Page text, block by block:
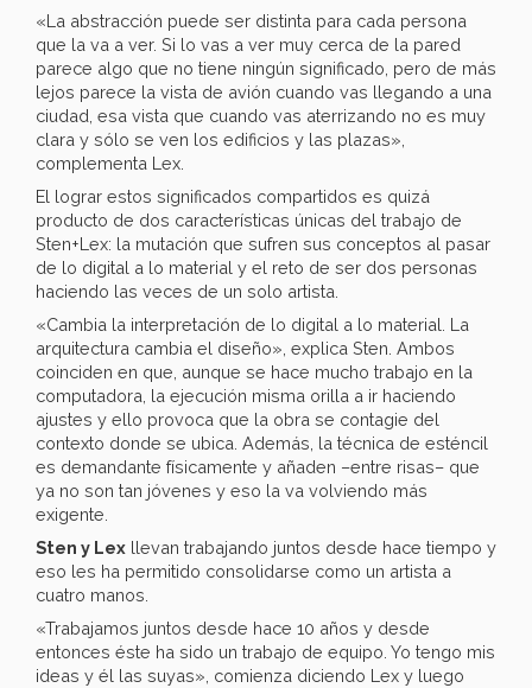
«La abstracción puede ser distinta para cada persona
que la va a ver. Si lo vas a ver muy cerca de la pared
parece algo que no tiene ningún significado, pero de más
lejos parece la vista de avión cuando vas llegando a una
ciudad, esa vista que cuando vas aterrizando no es muy
clara y sólo se ven los edificios y las plazas»,
complementa Lex.
El lograr estos significados compartidos es quizá
producto de dos características únicas del trabajo de
Sten+Lex: la mutación que sufren sus conceptos al pasar
de lo digital a lo material y el reto de ser dos personas
haciendo las veces de un solo artista.
«Cambia la interpretación de lo digital a lo material. La
arquitectura cambia el diseño», explica Sten. Ambos
coinciden en que, aunque se hace mucho trabajo en la
computadora, la ejecución misma orilla a ir haciendo
ajustes y ello provoca que la obra se contagie del
contexto donde se ubica. Además, la técnica de esténcil
es demandante físicamente y añaden –entre risas– que
ya no son tan jóvenes y eso la va volviendo más
exigente.
Sten y Lex llevan trabajando juntos desde hace tiempo y
eso les ha permitido consolidarse como un artista a
cuatro manos.
«Trabajamos juntos desde hace 10 años y desde
entonces éste ha sido un trabajo de equipo. Yo tengo mis
ideas y él las suyas», comienza diciendo Lex y luego